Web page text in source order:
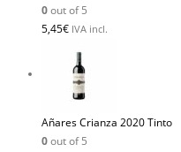
0out of 5
5,45€ IVA incl.
Añares Crianza 2020 Tinto
0out of 5